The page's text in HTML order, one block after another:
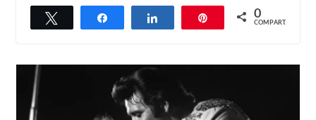
Compartilhar Compartilhar 0
COMPART.